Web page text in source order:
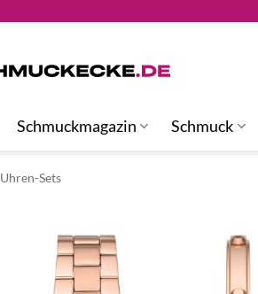
Schmuckmagazin Schmuck
Uhren-Sets